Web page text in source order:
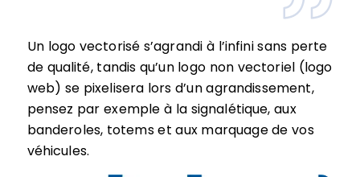
Un logo vectorisé s’agrandi à l’infini sans perte
de qualité, tandis qu’un logo non vectoriel (logo
web) se pixelisera lors d’un agrandissement,
pensez par exemple à la signalétique, aux
banderoles, totems et aux marquage de vos
véhicules.